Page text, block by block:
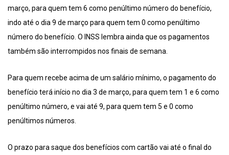
março, para quem tem 6 como penúltimo número do benefício,
indo até o dia 9 de março para quem tem 0 como penúltimo
número do benefício. O INSS lembra ainda que os pagamentos
também são interrompidos nos finais de semana.
Para quem recebe acima de um salário mínimo, o pagamento do
benefício terá início no dia 3 de março, para quem tem 1 e 6 como
penúltimo número, e vai até 9, para quem tem 5 e 0 como
penúltimos números.
O prazo para saque dos benefícios com cartão vai até o final do